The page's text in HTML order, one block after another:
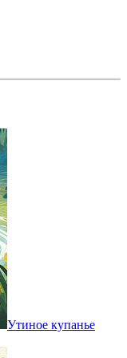
Утиное купанье